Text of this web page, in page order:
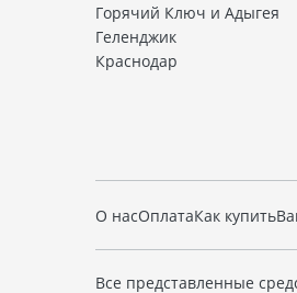
Горячий Ключ и Адыгея
Геленджик
Краснодар
О насОплатаКак купить
Все представленные